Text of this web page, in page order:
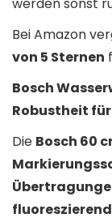
werden sonst
Bei Amazon
von 5 Sternen
Bosch
Robustheit
Die Bosch 60